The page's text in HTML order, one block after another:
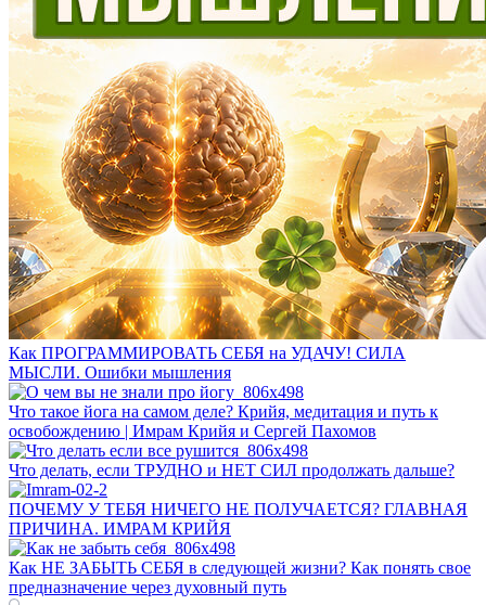
Как ПРОГРАММИРОВАТЬ СЕБЯ на УДАЧУ! СИЛА
МЫСЛИ. Ошибки мышления
Что такое йога на самом деле? Крийя, медитация и путь к
освобождению | Имрам Крийя и Сергей Пахомов
Что делать, если ТРУДНО и НЕТ СИЛ продолжать дальше?
ПОЧЕМУ У ТЕБЯ НИЧЕГО НЕ ПОЛУЧАЕТСЯ? ГЛАВНАЯ
ПРИЧИНА. ИМРАМ КРИЙЯ
Как НЕ ЗАБЫТЬ СЕБЯ в следующей жизни? Как понять свое
предназначение через духовный путь